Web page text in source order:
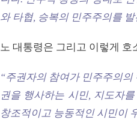
와 타협, 승복의 민주주의를
노 대통령은 그리고 이렇게 호
“주권자의 참여가 민주주의
권을 행사하는 시민, 지도자
창조적이고 능동적인 시민이